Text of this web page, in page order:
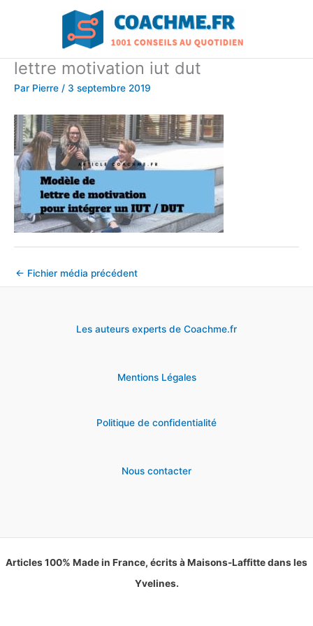
lettre motivation iut dut
Par Pierre / 3 septembre 2019
← Fichier média précédent
Les auteurs experts de Coachme.fr
Mentions Légales
Politique de confidentialité
Nous contacter
Articles 100% Made in France, écrits à Maisons-Laffitte dans les
Yvelines.